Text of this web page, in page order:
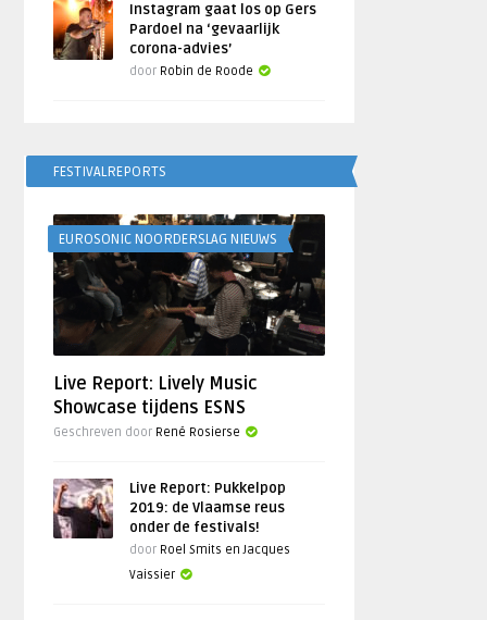
Instagram gaat los op Gers
Pardoel na ‘gevaarlijk
corona-advies’
door Robin de Roode
FESTIVALREPORTS
EUROSONIC NOORDERSLAG NIEUWS
Live Report: Lively Music
Showcase tijdens ESNS
Geschreven door René Rosierse
Live Report: Pukkelpop
2019: de Vlaamse reus
onder de festivals!
door Roel Smits en Jacques
Vaissier